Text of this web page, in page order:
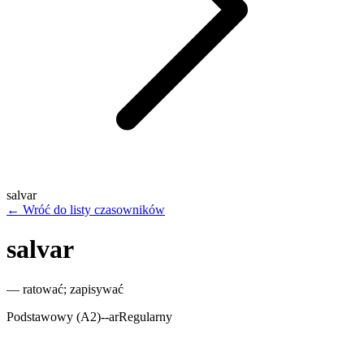
salvar
← Wróć do listy czasowników
salvar
— ratować; zapisywać
Podstawowy (A2)--arRegularny